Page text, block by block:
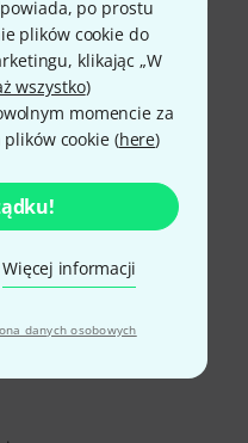
po prostu
plików cookie do
klikając „W
wszystko)
momencie za
cookie (here)
Więcej informacji
danych osobowych
Przelew
pieniędzy